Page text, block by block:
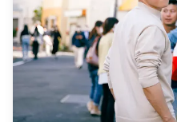
・หากคุณมาสายเกินเวลานัดห
ถ่ายภาพและจำนวนภาพที่ส่งม
พยากรณ์ว่าฝนจะตกในจุดถ่าย
หากฝนตกโดยไม่คาดคิดในวันที่
เลือก: (1) เลื่อนวันและเวลา
การถ่ายภาพ